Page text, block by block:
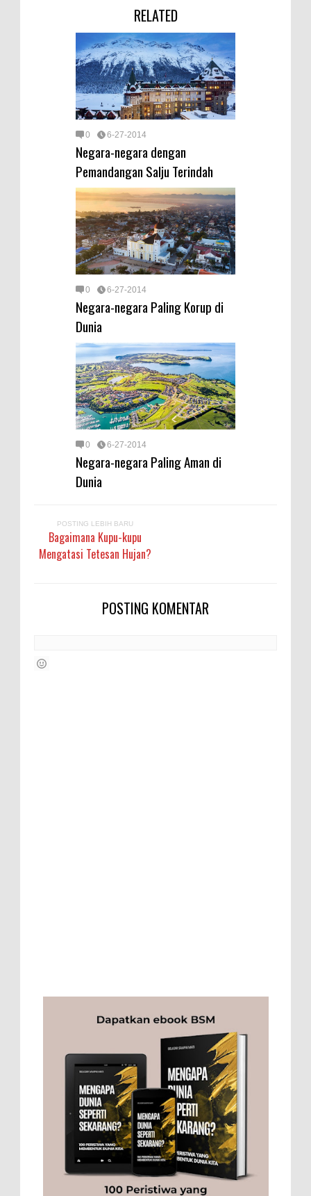
RELATED
0 6-27-2014
Negara-negara dengan
Pemandangan Salju Terindah
0 6-27-2014
Negara-negara Paling Korup di
Dunia
0 6-27-2014
Negara-negara Paling Aman di
Dunia
POSTING LEBIH BARU
Bagaimana Kupu-kupu
Mengatasi Tetesan Hujan?
POSTING KOMENTAR